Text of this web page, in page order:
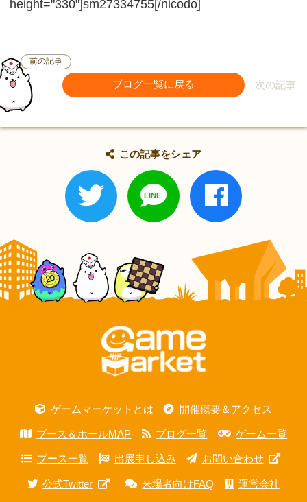
height="330"]sm27334755[/nicodo]
前の記事
ブログ一覧に戻る 次の記事
この記事をシェア
ゲームマーケットとは 開催概要＆アクセス
ブース＆ホールMAP ブログ一覧 ゲーム一覧
ブース一覧 出展申し込み お問い合わせ
公式Twitter 来場者向けFAQ 運営会社